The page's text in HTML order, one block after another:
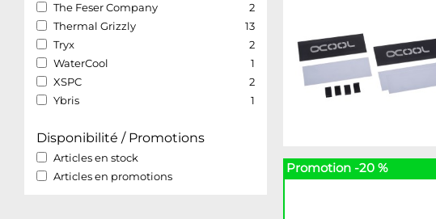
The Feser Company
2
Thermal Grizzly
13
Tryx
2
WaterCool
1
XSPC
2
Ybris
1
Disponibilité / Promotions
Articles en stock
Articles en promotions
Promotion -20 %